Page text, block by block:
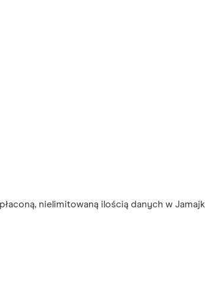
nielimitowaną ilością danych w